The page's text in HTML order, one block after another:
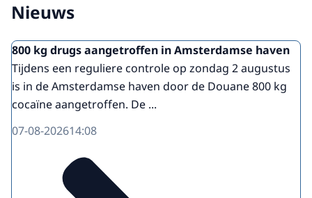
Nieuws
800 kg drugs aangetroffen in Amsterdamse haven
Tijdens een reguliere controle op zondag 2 augustus
is in de Amsterdamse haven door de Douane 800 kg
cocaïne aangetroffen. De ...
07-08-202614:08